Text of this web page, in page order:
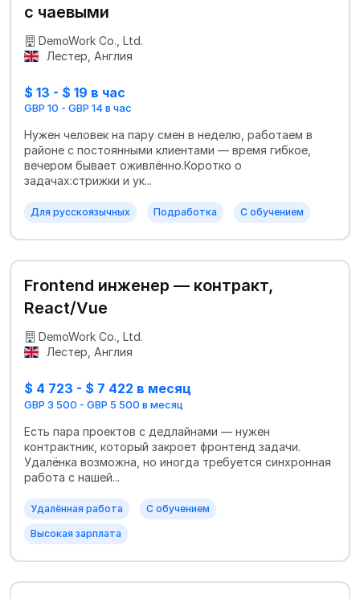
с чаевыми
DemoWork Co., Ltd.
Лестер, Англия
$ 13 - $ 19 в час
GBP 10 - GBP 14 в час
Нужен человек на пару смен в неделю, работаем в
районе с постоянными клиентами — время гибкое,
вечером бывает оживлённо.Коротко о
задачах:стрижки и ук...
Для русскоязычных Подработка С обучением
Frontend инженер — контракт,
React/Vue
DemoWork Co., Ltd.
Лестер, Англия
$ 4 723 - $ 7 422 в месяц
GBP 3 500 - GBP 5 500 в месяц
Есть пара проектов с дедлайнами — нужен
контрактник, который закроет фронтенд задачи.
Удалёнка возможна, но иногда требуется синхронная
работа с нашей...
Удалённая работа С обучением
Высокая зарплата